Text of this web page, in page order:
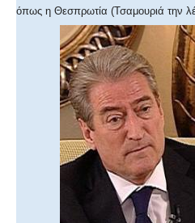
όπως η Θεσπρωτία (Τσαμουριά την